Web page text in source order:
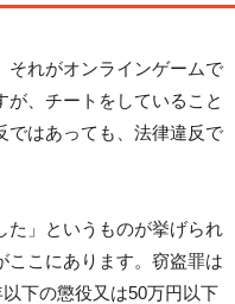
れがオンラインゲームで
、チートをしていること
ではあっても、法律違反で
た」というものが挙げられ
ここにあります。窃盗罪は
下の懲役又は50万円以下